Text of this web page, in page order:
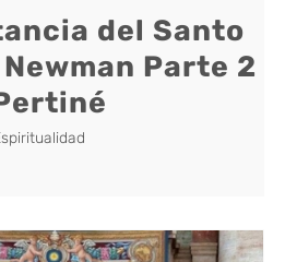
del Santo
Parte 2